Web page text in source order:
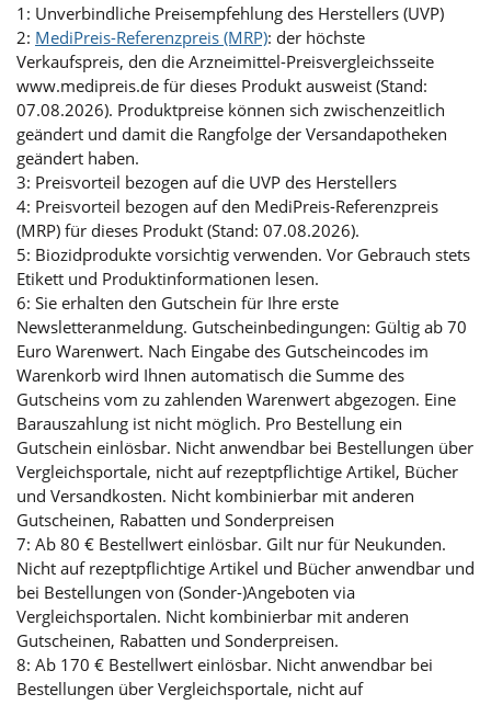
1: Unverbindliche Preisempfehlung des Herstellers (UVP)
2: MediPreis-Referenzpreis (MRP): der höchste
Verkaufspreis, den die Arzneimittel-Preisvergleichsseite
www.medipreis.de für dieses Produkt ausweist (Stand:
07.08.2026). Produktpreise können sich zwischenzeitlich
geändert und damit die Rangfolge der Versandapotheken
geändert haben.
3: Preisvorteil bezogen auf die UVP des Herstellers
4: Preisvorteil bezogen auf den MediPreis-Referenzpreis
(MRP) für dieses Produkt (Stand: 07.08.2026).
5: Biozidprodukte vorsichtig verwenden. Vor Gebrauch stets
Etikett und Produktinformationen lesen.
6: Sie erhalten den Gutschein für Ihre erste
Newsletteranmeldung. Gutscheinbedingungen: Gültig ab 70
Euro Warenwert. Nach Eingabe des Gutscheincodes im
Warenkorb wird Ihnen automatisch die Summe des
Gutscheins vom zu zahlenden Warenwert abgezogen. Eine
Barauszahlung ist nicht möglich. Pro Bestellung ein
Gutschein einlösbar. Nicht anwendbar bei Bestellungen über
Vergleichsportale, nicht auf rezeptpflichtige Artikel, Bücher
und Versandkosten. Nicht kombinierbar mit anderen
Gutscheinen, Rabatten und Sonderpreisen
7: Ab 80 € Bestellwert einlösbar. Gilt nur für Neukunden.
Nicht auf rezeptpflichtige Artikel und Bücher anwendbar und
bei Bestellungen von (Sonder-)Angeboten via
Vergleichsportalen. Nicht kombinierbar mit anderen
Gutscheinen, Rabatten und Sonderpreisen.
8: Ab 170 € Bestellwert einlösbar. Nicht anwendbar bei
Bestellungen über Vergleichsportale, nicht auf